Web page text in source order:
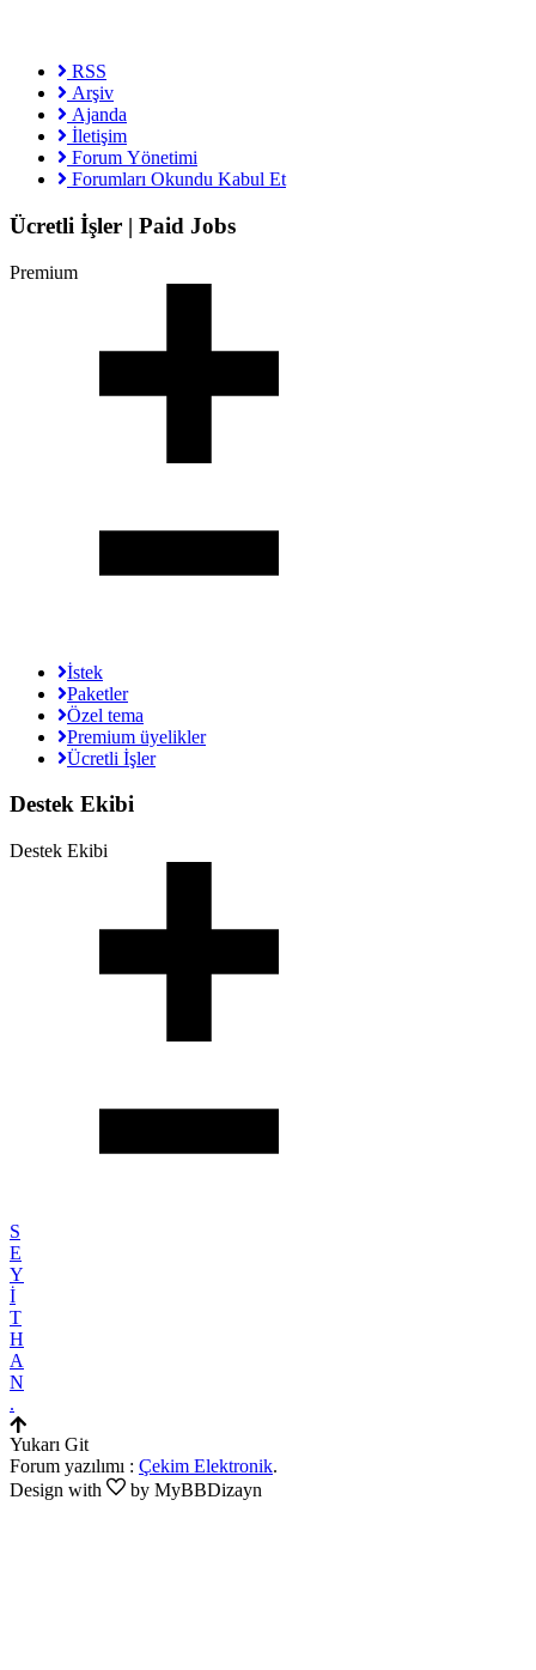
RSS
Arşiv
Ajanda
İletişim
Forum Yönetimi
Forumları Okundu Kabul Et
Ücretli İşler | Paid Jobs
Premium
İstek
Paketler
Özel tema
Premium üyelikler
Ücretli İşler
Destek Ekibi
Destek Ekibi
S
E
Y
İ
T
H
A
N
.
Yukarı Git
Forum yazılımı : Çekim Elektronik.
Design with
by MyBBDizayn